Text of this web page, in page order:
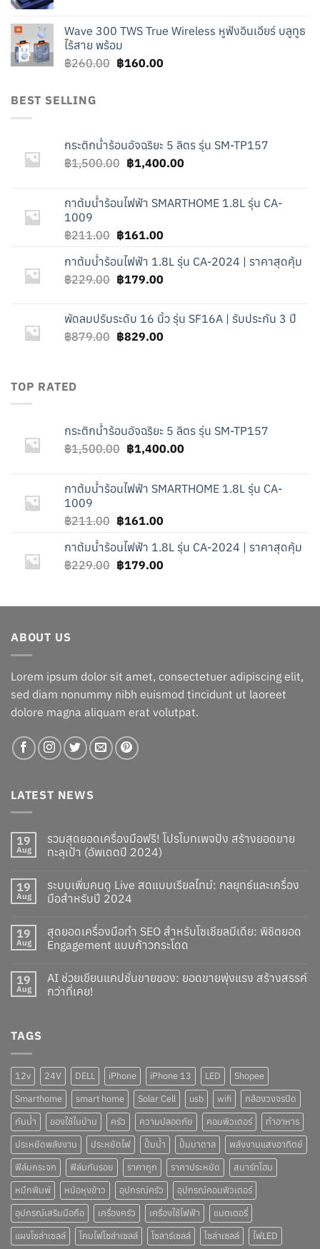
฿276.00.฿176.00.
Wave 300 TWS True Wireless หูฟังอินเอียร์ บลูทูธ
ไร้สาย พร้อม
฿260.00 Original
฿160.00Current
BEST SELLING
กระติกน้ำร้อนอัจฉริยะ 5 ลิตร รุ่น SM-TP157
฿1,500.00 Original
฿1,500.00.
฿1,400.00Current
฿1,400.00.
กาต้มน้ำร้อนไฟฟ้า SMARTHOME 1.8L รุ่น CA-
1009
฿211.00 Original
was:
฿211.00.
฿161.00Current
is:
฿161.00.
กาต้มน้ำร้อนไฟฟ้า 1.8L รุ่น CA-2024 | ราคาสุดคุ้ม
฿229.00 Original
฿229.00.
฿179.00Current
฿179.00.
พัดลมปรับระดับ 16 นิ้ว รุ่น SF16A | รับประกัน 3 ปี
฿879.00 Original
฿829.00Current
TOP RATED
กระติกน้ำร้อนอัจฉริยะ 5 ลิตร รุ่น SM-TP157
฿1,500.00 Original
฿1,500.00.
฿1,400.00Current
฿1,400.00.
กาต้มน้ำร้อนไฟฟ้า SMARTHOME 1.8L รุ่น CA-
1009
฿211.00 Original
was:
฿211.00.
฿161.00Current
is:
฿161.00.
กาต้มน้ำร้อนไฟฟ้า 1.8L รุ่น CA-2024 | ราคาสุดคุ้ม
฿229.00 Original
฿229.00.
฿179.00Current
฿179.00.
ABOUT US
Lorem ipsum dolor sit amet, consectetuer adipiscing elit,
sed diam nonummy nibh euismod tincidunt ut laoreet
dolore magna aliquam erat volutpat.
LATEST NEWS
19
Aug
รวมสุดยอดเครื่องมือฟรี! โปรโมทเพจปัง สร้างยอดขาย
ทะลุเป้า (อัพเดตปี 2024)
19
Aug
ระบบเพิ่มคนดู Live สดแบบเรียลไทม์: กลยุทธ์และเครื่อง
มือสำหรับปี 2024
19
Aug
สุดยอดเครื่องมือทำ SEO สำหรับโซเชียลมีเดีย: พิชิตยอด
Engagement แบบก้าวกระโดด
19
Aug
AI ช่วยเขียนแคปชั่นขายของ: ยอดขายพุ่งแรง สร้างสรรค์
กว่าที่เคย!
TAGS
12v 24V DELL iPhone iPhone 13 LED
Shopee
Smarthome
smart home Solar Cell usb wifi
กล้องวงจรปิด
กันน้ำ
ของใช้ในบ้าน ครัว ความปลอดภัย คอมพิวเตอร์
ทำอาหาร
ประหยัดพลังงาน
ประหยัดไฟ ปั๊มน้ำ ปั๊มบาดาล
พลังงานแสงอาทิตย์
ฟิล์มกระจก
ฟิล์มกันรอย ราคาถูก ราคาประหยัด
สมาร์ทโฮม
หมึกพิมพ์
หม้อหุงข้าว อุปกรณ์ครัว
อุปกรณ์คอมพิวเตอร์
อุปกรณ์เสริมมือถือ
เครื่องครัว เครื่องใช้ไฟฟ้า
แบตเตอรี่
แผงโซล่าเซลล์
โคมไฟโซล่าเซลล์ โซลาร์เซลล์ โซล่าเซลล์ ไฟLED